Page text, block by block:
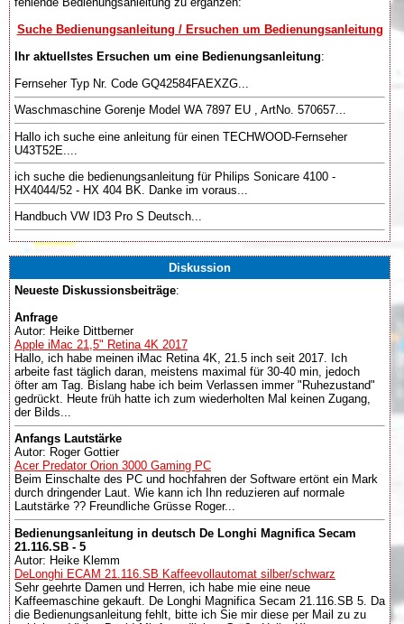
Suche Bedienungsanleitung / Ersuchen um Bedienungsanleitung
Ihr aktuellstes Ersuchen um eine Bedienungsanleitung:
Fernseher Typ Nr. Code GQ42584FAEXZG...
Waschmaschine Gorenje Model WA 7897 EU , ArtNo. 570657...
Hallo ich suche eine anleitung für einen TECHWOOD-Fernseher
U43T52E....
ich suche die bedienungsanleitung für Philips Sonicare 4100 -
HX4044/52 - HX 404 BK. Danke im voraus...
Handbuch VW ID3 Pro S Deutsch...
Diskussion
Neueste Diskussionsbeiträge:
Anfrage
Autor: Heike Dittberner
Apple iMac 21,5" Retina 4K 2017
Hallo, ich habe meinen iMac Retina 4K, 21.5 inch seit 2017. Ich
arbeite fast täglich daran, meistens maximal für 30-40 min, jedoch
öfter am Tag. Bislang habe ich beim Verlassen immer "Ruhezustand"
gedrückt. Heute früh hatte ich zum wiederholten Mal keinen Zugang,
der Bilds...
Anfangs Lautstärke
Autor: Roger Gottier
Acer Predator Orion 3000 Gaming PC
Beim Einschalte des PC und hochfahren der Software ertönt ein Mark
durch dringender Laut. Wie kann ich Ihn reduzieren auf normale
Lautstärke ?? Freundliche Grüsse Roger...
Bedienungsanleitung in deutsch De Longhi Magnifica Secam
21.116.SB - 5
Autor: Heike Klemm
DeLonghi ECAM 21.116.SB Kaffeevollautomat silber/schwarz
Sehr geehrte Damen und Herren, ich habe mie eine neue
Kaffeemaschine gekauft. De Longhi Magnifica Secam 21.116.SB 5. Da
die Bedienungsanleitung fehlt, bitte ich Sie mir diese per Mail zu zu